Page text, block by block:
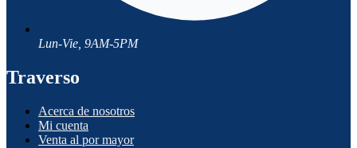
Lun-Vie, 9AM-5PM
Traverso
Acerca de nosotros
Mi cuenta
Venta al por mayor